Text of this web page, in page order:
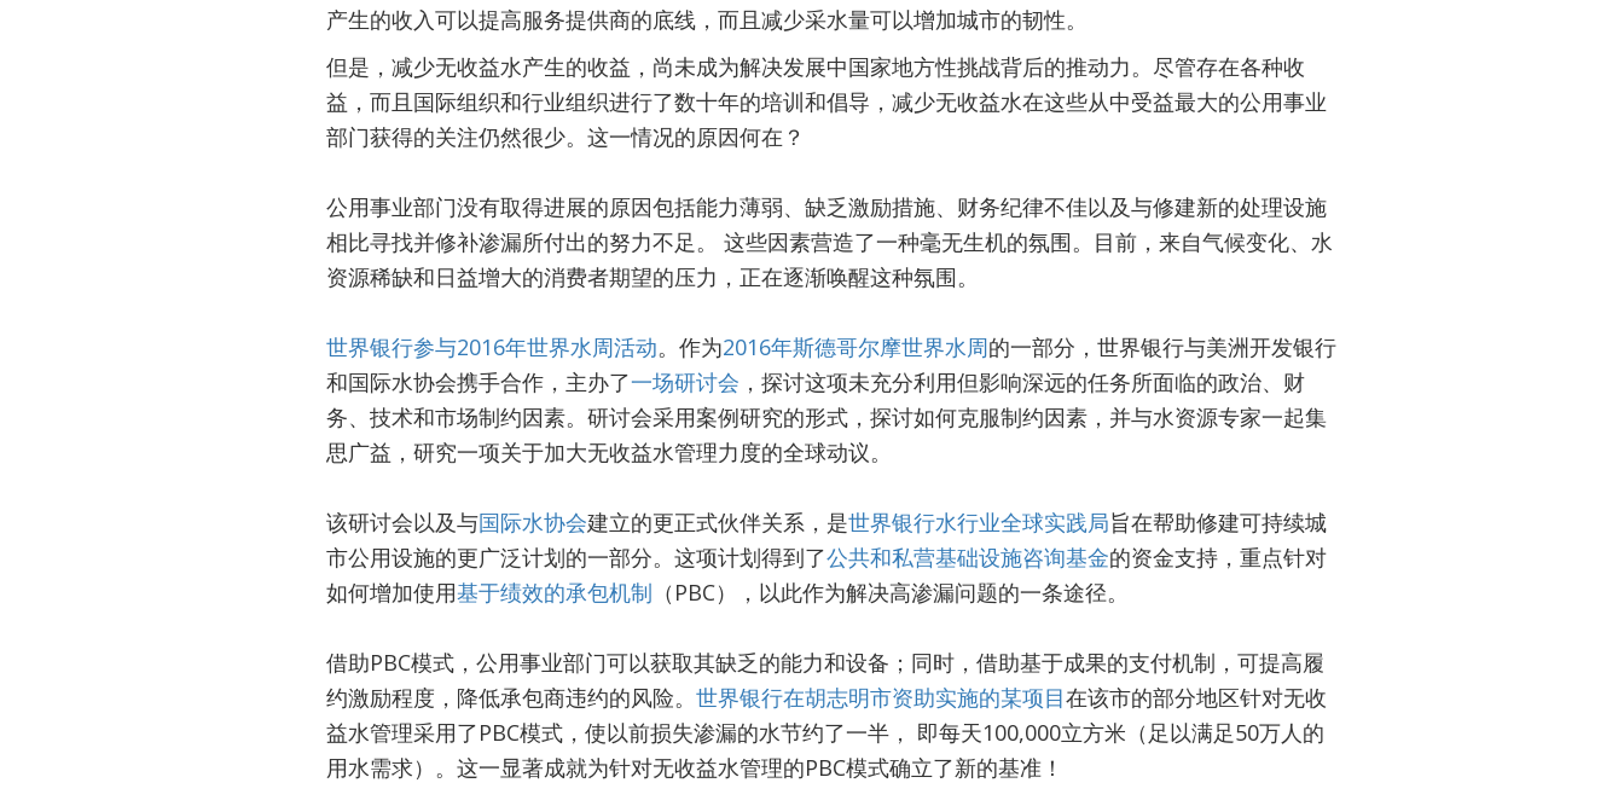
产生的收入可以提高服务提供商的底线，而且减少采水量可以增加城市的韧性。
但是，减少无收益水产生的收益，尚未成为解决发展中国家地方性挑战背后的推动力。尽管存在各种收
益，而且国际组织和行业组织进行了数十年的培训和倡导，减少无收益水在这些从中受益最大的公用事业
部门获得的关注仍然很少。这一情况的原因何在？
公用事业部门没有取得进展的原因包括能力薄弱、缺乏激励措施、财务纪律不佳以及与修建新的处理设施
相比寻找并修补渗漏所付出的努力不足。 这些因素营造了一种毫无生机的氛围。目前，来自气候变化、水
资源稀缺和日益增大的消费者期望的压力，正在逐渐唤醒这种氛围。
世界银行参与2016年世界水周活动。作为2016年斯德哥尔摩世界水周的一部分，世界银行与美洲开发银行
和国际水协会携手合作，主办了一场研讨会 ，探讨这项未充分利用但影响深远的任务所面临的政治、财
务、技术和市场制约因素。研讨会采用案例研究的形式，探讨如何克服制约因素，并与水资源专家一起集
思广益，研究一项关于加大无收益水管理力度的全球动议。
该研讨会以及与国际水协会建立的更正式伙伴关系，是世界银行水行业全球实践局旨在帮助修建可持续城
市公用设施的更广泛计划的一部分。这项计划得到了公共和私营基础设施咨询基金的资金支持，重点针对
如何增加使用基于绩效的承包机制 （PBC），以此作为解决高渗漏问题的一条途径。
借助PBC模式，公用事业部门可以获取其缺乏的能力和设备；同时，借助基于成果的支付机制，可提高履
约激励程度，降低承包商违约的风险。 世界银行在胡志明市资助实施的某项目在该市的部分地区针对无收
益水管理采用了PBC模式，使以前损失渗漏的水节约了一半， 即每天100,000立方米（足以满足50万人的
用水需求）。这一显著成就为针对无收益水管理的PBC模式确立了新的基准！